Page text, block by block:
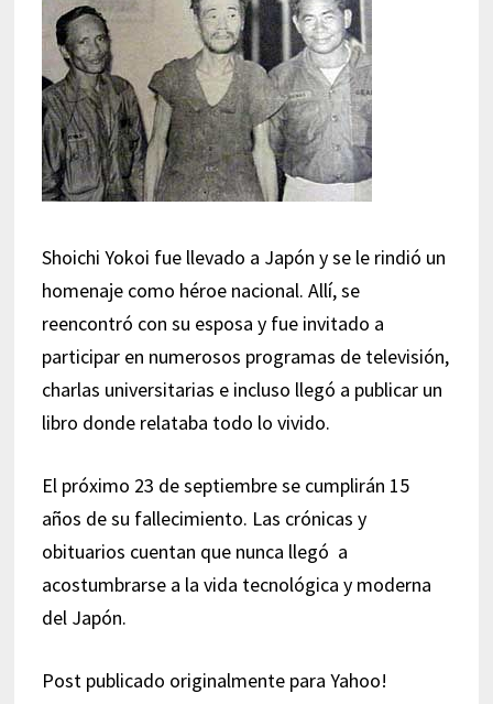
Shoichi Yokoi fue llevado a Japón y se le rindió un
homenaje como héroe nacional. Allí, se
reencontró con su esposa y fue invitado a
participar en numerosos programas de televisión,
charlas universitarias e incluso llegó a publicar un
libro donde relataba todo lo vivido.
El próximo 23 de septiembre se cumplirán 15
años de su fallecimiento. Las crónicas y
obituarios cuentan que nunca llegó a
acostumbrarse a la vida tecnológica y moderna
del Japón.
Post publicado originalmente para Yahoo!